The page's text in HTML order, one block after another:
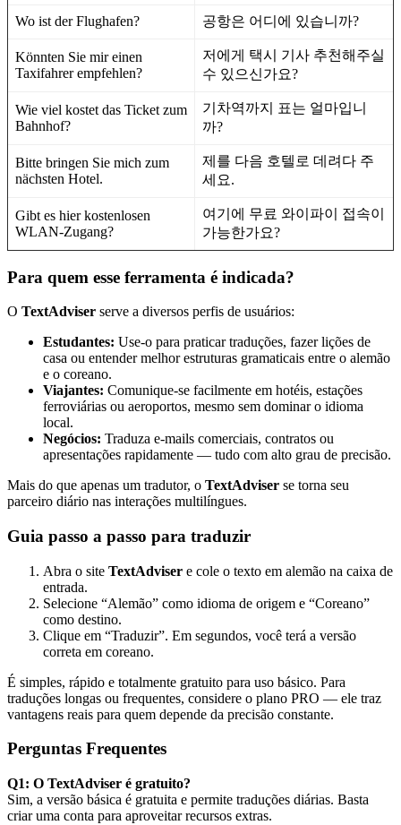
Wo ist der Flughafen? 공항은 어디에 있습니까?
Könnten Sie mir einen
Taxifahrer empfehlen?
저에게 택시 기사 추천해주실
수 있으신가요?
Wie viel kostet das Ticket zum
Bahnhof?
기차역까지 표는 얼마입니
까?
Bitte bringen Sie mich zum
nächsten Hotel.
제를 다음 호텔로 데려다 주
세요.
Gibt es hier kostenlosen
WLAN-Zugang?
여기에 무료 와이파이 접속이
가능한가요?
Para quem esse ferramenta é indicada?
O TextAdviser serve a diversos perfis de usuários:
Estudantes: Use-o para praticar traduções, fazer lições de
casa ou entender melhor estruturas gramaticais entre o alemão
e o coreano.
Viajantes: Comunique-se facilmente em hotéis, estações
ferroviárias ou aeroportos, mesmo sem dominar o idioma
local.
Negócios: Traduza e-mails comerciais, contratos ou
apresentações rapidamente — tudo com alto grau de precisão.
Mais do que apenas um tradutor, o TextAdviser se torna seu
parceiro diário nas interações multilíngues.
Guia passo a passo para traduzir
Abra o site TextAdviser e cole o texto em alemão na caixa de
entrada.
Selecione “Alemão” como idioma de origem e “Coreano”
como destino.
Clique em “Traduzir”. Em segundos, você terá a versão
correta em coreano.
É simples, rápido e totalmente gratuito para uso básico. Para
traduções longas ou frequentes, considere o plano PRO — ele traz
vantagens reais para quem depende da precisão constante.
Perguntas Frequentes
Q1: O TextAdviser é gratuito?
Sim, a versão básica é gratuita e permite traduções diárias. Basta
criar uma conta para aproveitar recursos extras.